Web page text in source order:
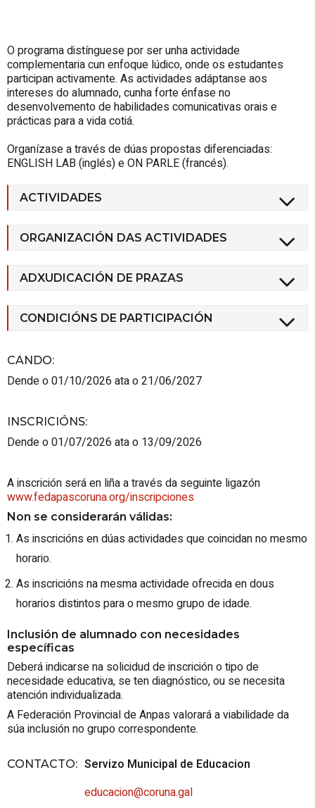
O programa distínguese por ser unha actividade
complementaria cun enfoque lúdico, onde os estudantes
participan activamente. As actividades adáptanse aos
intereses do alumnado, cunha forte énfase no
desenvolvemento de habilidades comunicativas orais e
prácticas para a vida cotiá.
Organízase a través de dúas propostas diferenciadas:
ENGLISH LAB (inglés) e ON PARLE (francés).
ACTIVIDADES
ORGANIZACIÓN DAS ACTIVIDADES
ADXUDICACIÓN DE PRAZAS
CONDICIÓNS DE PARTICIPACIÓN
CANDO:
Dende o 01/10/2026 ata o 21/06/2027
INSCRICIÓNS:
Dende o 01/07/2026 ata o 13/09/2026
A inscrición será en liña a través da seguinte ligazón
www.fedapascoruna.org/inscripciones
Non se considerarán válidas:
As inscricións en dúas actividades que coincidan no mesmo
horario.
As inscricións na mesma actividade ofrecida en dous
horarios distintos para o mesmo grupo de idade.
Inclusión de alumnado con necesidades
específicas
Deberá indicarse na solicidud de inscrición o tipo de
necesidade educativa, se ten diagnóstico, ou se necesita
atención individualizada.
A Federación Provincial de Anpas valorará a viabilidade da
súa inclusión no grupo correspondente.
CONTACTO: Servizo Municipal de Educacion
educacion@coruna.gal